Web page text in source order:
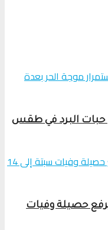
حبات البرد في طقس
حصيلة وفيات